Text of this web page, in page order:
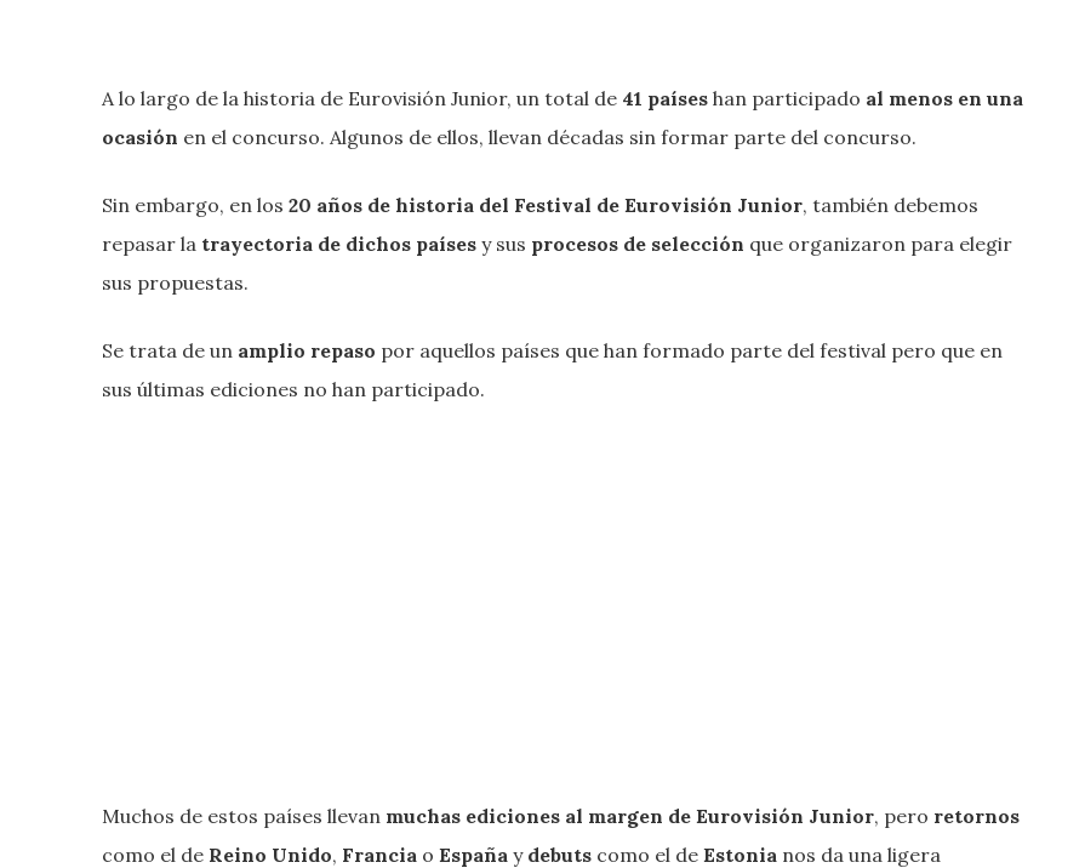
A lo largo de la historia de Eurovisión Junior, un total de 41 países han participado al menos en una
ocasión en el concurso. Algunos de ellos, llevan décadas sin formar parte del concurso.
Sin embargo, en los 20 años de historia del Festival de Eurovisión Junior, también debemos
repasar la trayectoria de dichos países y sus procesos de selección que organizaron para elegir
sus propuestas.
Se trata de un amplio repaso por aquellos países que han formado parte del festival pero que en
sus últimas ediciones no han participado.
Muchos de estos países llevan muchas ediciones al margen de Eurovisión Junior, pero retornos
como el de Reino Unido, Francia o España y debuts como el de Estonia nos da una ligera